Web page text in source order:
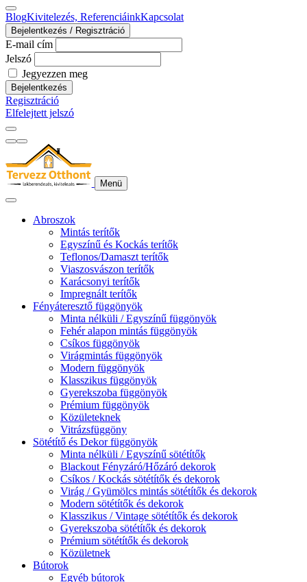
BlogKivitelezés, ReferenciáinkKapcsolat
Bejelentkezés / Regisztráció
E-mail cím
Jelszó
Jegyezzen meg
Bejelentkezés
Regisztráció
Elfelejtett jelszó
Menü
Abroszok
Mintás terítők
Egyszínű és Kockás terítők
Teflonos/Damaszt terítők
Viaszosvászon terítők
Karácsonyi terítők
Impregnált terítők
Fényáteresztő függönyök
Minta nélküli / Egyszínű függönyök
Fehér alapon mintás függönyök
Csíkos függönyök
Virágmintás függönyök
Modern függönyök
Klasszikus függönyök
Gyerekszoba függönyök
Prémium függönyök
Közületeknek
Vitrázsfüggöny
Sötétítő és Dekor függönyök
Minta nélküli / Egyszínű sötétítők
Blackout Fényzáró/Hőzáró dekorok
Csíkos / Kockás sötétítők és dekorok
Virág / Gyümölcs mintás sötétítők és dekorok
Modern sötétítők és dekorok
Klasszikus / Vintage sötétítők és dekorok
Gyerekszoba sötétítők és dekorok
Prémium sötétítők és dekorok
Közületnek
Bútorok
Egyéb bútorok